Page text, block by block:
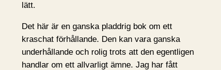
lätt.
Det här är en ganska pladdrig bok om ett
kraschat förhållande. Den kan vara ganska
underhållande och rolig trots att den egentligen
handlar om ett allvarligt ämne. Jag har fått